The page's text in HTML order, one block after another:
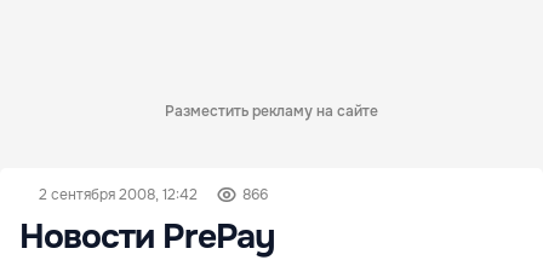
Разместить рекламу на сайте
2 сентября 2008, 12:42 866
Новости PrePay